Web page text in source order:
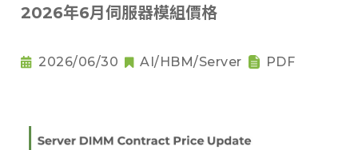
2026年6月伺服器模組價格
2026/06/30 AI/HBM/Server PDF